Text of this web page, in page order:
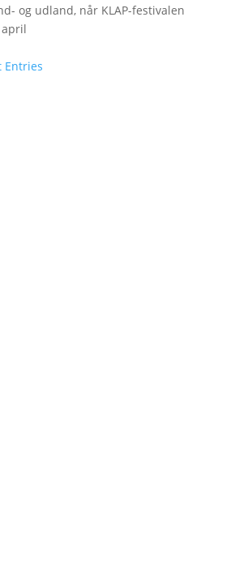
og udland, når KLAP-festivalen
Entries